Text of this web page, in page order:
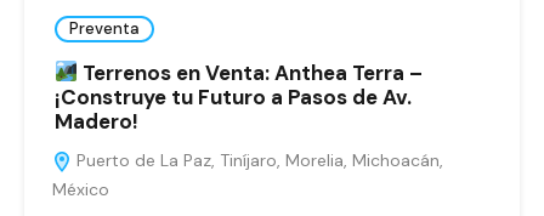
Preventa
Terrenos en Venta: Anthea Terra –
¡Construye tu Futuro a Pasos de Av.
Madero!
Puerto de La Paz, Tiníjaro, Morelia, Michoacán,
México